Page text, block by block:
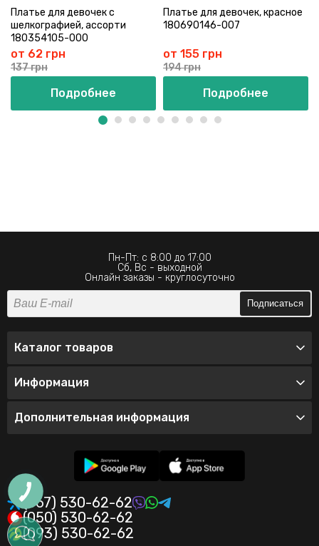
Платье для девочек с
шелкографией, ассорти
180354105-000
от 62 грн
137 грн
Подробнее
Платье для девочек, красное
180690146-007
от 155 грн
194 грн
Подробнее
Пн-Пт: с 8:00 до 17:00
Сб, Вс - выходной
Онлайн заказы - круглосуточно
Подписаться
Каталог товаров
Информация
Дополнительная информация
(067) 530-62-62
(050) 530-62-62
(093) 530-62-62